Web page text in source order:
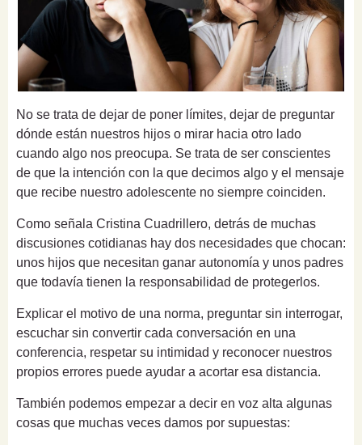
No se trata de dejar de poner límites, dejar de preguntar
dónde están nuestros hijos o mirar hacia otro lado
cuando algo nos preocupa. Se trata de ser conscientes
de que la intención con la que decimos algo y el mensaje
que recibe nuestro adolescente no siempre coinciden.
Como señala Cristina Cuadrillero, detrás de muchas
discusiones cotidianas hay dos necesidades que chocan:
unos hijos que necesitan ganar autonomía y unos padres
que todavía tienen la responsabilidad de protegerlos.
Explicar el motivo de una norma, preguntar sin interrogar,
escuchar sin convertir cada conversación en una
conferencia, respetar su intimidad y reconocer nuestros
propios errores puede ayudar a acortar esa distancia.
También podemos empezar a decir en voz alta algunas
cosas que muchas veces damos por supuestas: